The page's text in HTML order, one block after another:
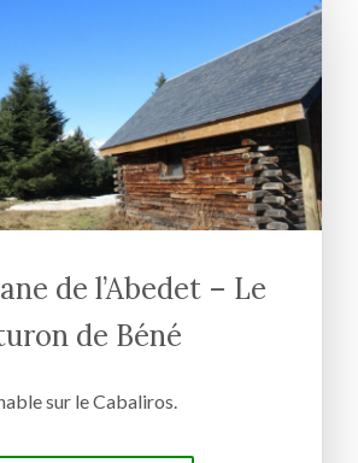
de l’Abedet – Le
de Béné
sur le Cabaliros.